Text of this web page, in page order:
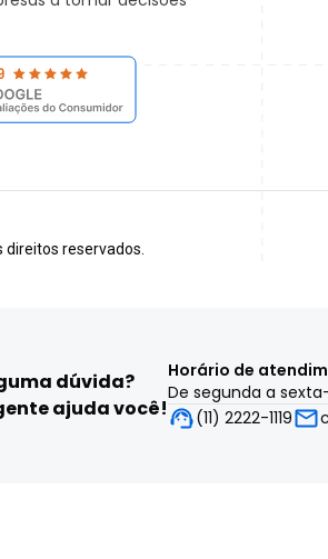
direitos reservados.
dúvida?
ajuda você!
Horário de
De segunda a
(11) 2222-1119